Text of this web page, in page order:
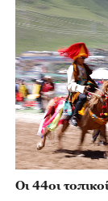
Οι 44οι